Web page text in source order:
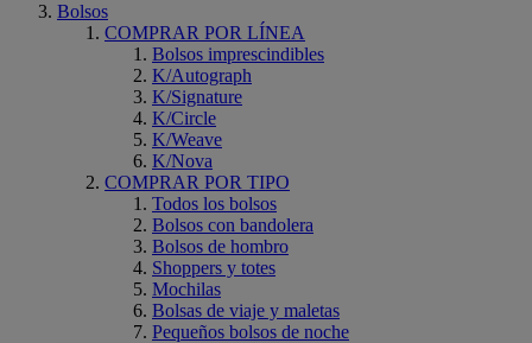
Bolsos
COMPRAR POR LÍNEA
Bolsos imprescindibles
K/Autograph
K/Signature
K/Circle
K/Weave
K/Nova
COMPRAR POR TIPO
Todos los bolsos
Bolsos con bandolera
Bolsos de hombro
Shoppers y totes
Mochilas
Bolsas de viaje y maletas
Pequeños bolsos de noche